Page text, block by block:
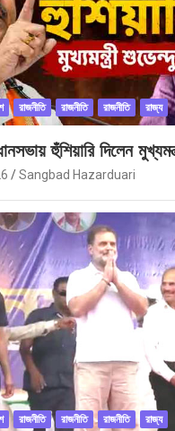
রাজনীতি রাজনীতি রাজনীতি রাজ্য
হুঁশিয়ারি দিলেন
Sangbad Hazarduari
রাজনীতি রাজনীতি রাজনীতি রাজ্য